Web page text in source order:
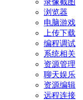
录像截图
浏览器
电脑游戏
上传下载
编程调试
系统相关
资源管理
聊天娱乐
资源编辑
远程连接